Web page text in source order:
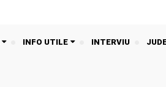
INFO UTILE INTERVIU